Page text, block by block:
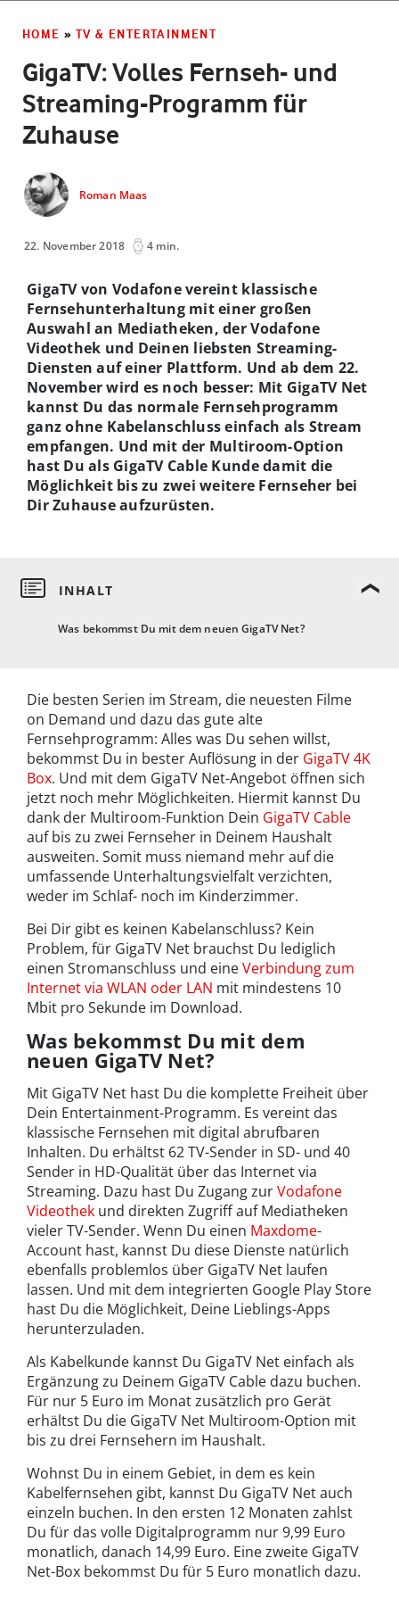
HOME » TV & ENTERTAINMENT
GigaTV: Volles Fernseh- und
Streaming-Programm für
Zuhause
Roman Maas
22. November 2018 4 min.
Was bekommst Du mit dem neuen GigaTV Net?
GigaTV von Vodafone vereint klassische
Fernsehunterhaltung mit einer großen
Auswahl an Mediatheken, der Vodafone
Videothek und Deinen liebsten Streaming-
Diensten auf einer Plattform. Und ab dem 22.
November wird es noch besser: Mit GigaTV Net
kannst Du das normale Fernsehprogramm
ganz ohne Kabelanschluss einfach als Stream
empfangen. Und mit der Multiroom-Option
hast Du als GigaTV Cable Kunde damit die
Möglichkeit bis zu zwei weitere Fernseher bei
Dir Zuhause aufzurüsten.
Die besten Serien im Stream, die neuesten Filme
on Demand und dazu das gute alte
Fernsehprogramm: Alles was Du sehen willst,
bekommst Du in bester Auflösung in der GigaTV 4K
Box. Und mit dem GigaTV Net-Angebot öffnen sich
jetzt noch mehr Möglichkeiten. Hiermit kannst Du
dank der Multiroom-Funktion Dein GigaTV Cable
auf bis zu zwei Fernseher in Deinem Haushalt
ausweiten. Somit muss niemand mehr auf die
umfassende Unterhaltungsvielfalt verzichten,
weder im Schlaf- noch im Kinderzimmer.
Bei Dir gibt es keinen Kabelanschluss? Kein
Problem, für GigaTV Net brauchst Du lediglich
einen Stromanschluss und eineVerbindung zum
Internet via WLAN oder LAN mit mindestens 10
Mbit pro Sekunde im Download.
Was bekommst Du mit dem
neuen GigaTV Net?
Mit GigaTV Net hast Du die komplette Freiheit über
Dein Entertainment-Programm. Es vereint das
klassische Fernsehen mit digital abrufbaren
Inhalten. Du erhältst 62 TV-Sender in SD- und 40
Sender in HD-Qualität über das Internet via
Streaming. Dazu hast Du Zugang zurVodafone
Videothek und direkten Zugriff auf Mediatheken
vieler TV-Sender. Wenn Du einen Maxdome-
Account hast, kannst Du diese Dienste natürlich
ebenfalls problemlos über GigaTV Net laufen
lassen. Und mit dem integrierten Google Play Store
hast Du die Möglichkeit, Deine Lieblings-Apps
herunterzuladen.
Als Kabelkunde kannst Du GigaTV Net einfach als
Ergänzung zu Deinem GigaTV Cable dazu buchen.
Für nur 5 Euro im Monat zusätzlich pro Gerät
erhältst Du die GigaTV Net Multiroom-Option mit
bis zu drei Fernsehern im Haushalt.
Wohnst Du in einem Gebiet, in dem es kein
Kabelfernsehen gibt, kannst Du GigaTV Net auch
einzeln buchen. In den ersten 12 Monaten zahlst
Du für das volle Digitalprogramm nur 9,99 Euro
monatlich, danach 14,99 Euro. Eine zweite GigaTV
Net-Box bekommst Du für 5 Euro monatlich dazu.